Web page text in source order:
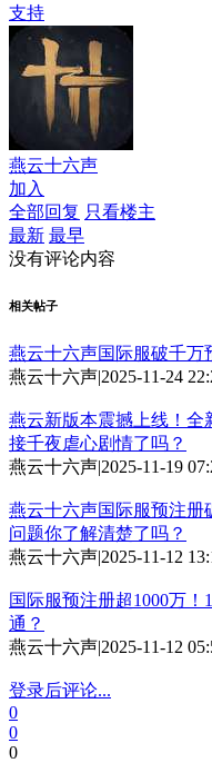
支持
燕云十六声
加入
全部回复 只看楼主
最新 最早
没有评论内容
相关帖子
燕云十六声国际服破千万
燕云十六声|2025-11-24
燕云新版本震撼上线！全
接千夜虐心剧情了吗？
燕云十六声|2025-11-19
燕云十六声国际服预注册
问题你了解清楚了吗？
燕云十六声|2025-11-12
国际服预注册超1000万
通？
燕云十六声|2025-11-12
登录后评论...
0
0
0